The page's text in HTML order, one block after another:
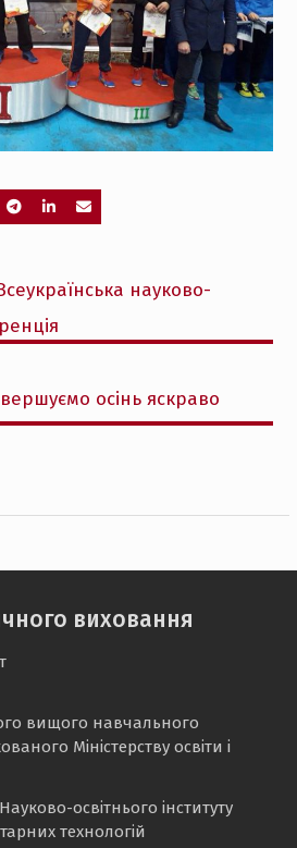
науково-
осінь яскраво
виховання
вищого навчального
Міністерству освіти і
освітнього інституту
технологій